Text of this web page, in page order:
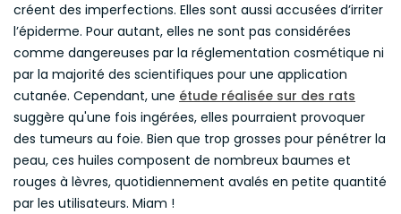
créent des imperfections. Elles sont aussi accusées d’irriter
l’épiderme. Pour autant, elles ne sont pas considérées
comme dangereuses par la réglementation cosmétique ni
par la majorité des scientifiques pour une application
cutanée. Cependant, une étude réalisée sur des rats
suggère qu'une fois ingérées, elles pourraient provoquer
des tumeurs au foie. Bien que trop grosses pour pénétrer la
peau, ces huiles composent de nombreux baumes et
rouges à lèvres, quotidiennement avalés en petite quantité
par les utilisateurs. Miam !